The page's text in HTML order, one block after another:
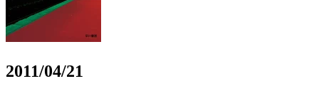
2011/04/21